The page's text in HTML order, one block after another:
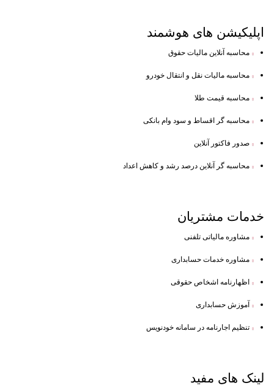
اپلیکیشن های هوشمند
محاسبه آنلاین مالیات حقوق
محاسبه مالیات نقل و انتقال خودرو
محاسبه قیمت طلا
محاسبه گر اقساط و سود وام بانکی
صدور فاکتور آنلاین
محاسبه گر آنلاین درصد رشد و کاهش اعداد
خدمات مشتریان
مشاوره مالیاتی تلفنی
مشاوره خدمات حسابداری
اظهارنامه اشخاص حقوقی
آموزش حسابداری
تنظیم اجارنامه در سامانه خودنویس
لینک های مفید